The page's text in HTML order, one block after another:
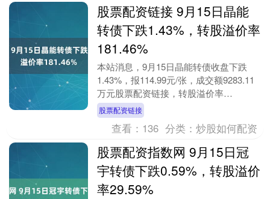
股票配资链接 9月15日晶能
转债下跌1.43%，转股溢价率
181.46%
本站消息，9月15日晶能转债收盘下跌
1.43%，报114.99元/张，成交额9283.11
万元股票配资链接，转股溢价率
181.46%。 资料显示，晶能转债信用
级....
股票配资链接
查看： 136 分类：炒股如何配资
股票配资指数网 9月15日冠
宇转债下跌0.59%，转股溢价
率29.59%